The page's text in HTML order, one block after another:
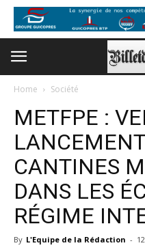
Home Société
METFPE :
CANTINES
DANS LES
RÉGIME
By L'Equipe de la Rédaction -